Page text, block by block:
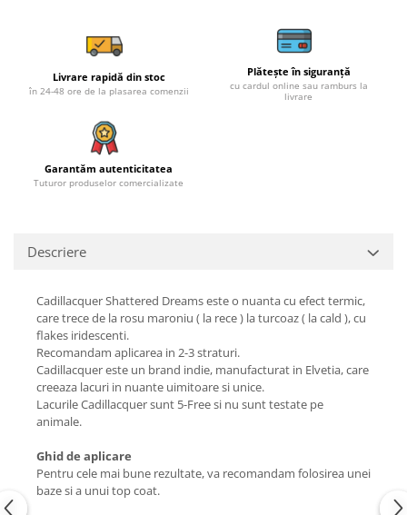
Livrare rapidă din stoc
în 24-48 ore de la plasarea comenzii
Plătește în siguranță
cu cardul online sau ramburs la
livrare
Garantăm autenticitatea
Tuturor produselor comercializate
Descriere
Cadillacquer Shattered Dreams este o nuanta cu efect termic,
care trece de la rosu maroniu ( la rece ) la turcoaz ( la cald ), cu
flakes iridescenti.
Recomandam aplicarea in 2-3 straturi.
Cadillacquer este un brand indie, manufacturat in Elvetia, care
creeaza lacuri in nuante uimitoare si unice.
Lacurile Cadillacquer sunt 5-Free si nu sunt testate pe
animale.
Ghid de aplicare
Pentru cele mai bune rezultate, va recomandam folosirea unei
baze si a unui top coat.